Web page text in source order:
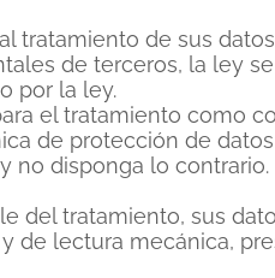
tratamiento de sus
de terceros, la ley
por la ley.
el tratamiento como
de protección de
no disponga lo contrario.
del tratamiento, sus
de lectura mecánica,